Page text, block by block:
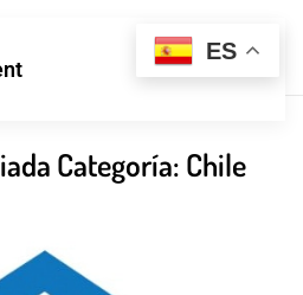
Categoría: Chile
ES